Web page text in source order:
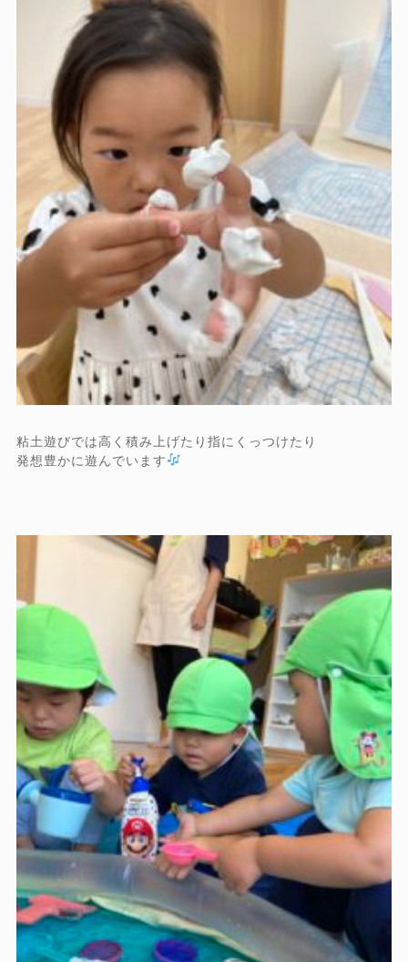
粘土遊びでは高く積み上げたり指にくっつけたり
発想豊かに遊んでいます